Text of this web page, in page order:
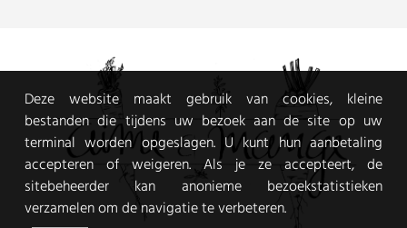
Deze website maakt gebruik van cookies, kleine
bestanden die tijdens uw bezoek aan de site op uw
terminal worden opgeslagen. U kunt hun aanbetaling
accepteren of weigeren. Als je ze accepteert, de
sitebeheerder kan anonieme bezoekstatistieken
verzamelen om de navigatie te verbeteren.